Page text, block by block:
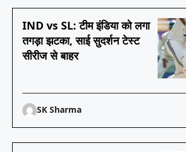
IND vs SL: टीम इंडिया को लगा
तगड़ा झटका, साई सुदर्शन टेस्ट
सीरीज से बाहर
SK Sharma